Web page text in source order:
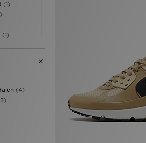
(1)
(1)
(4)